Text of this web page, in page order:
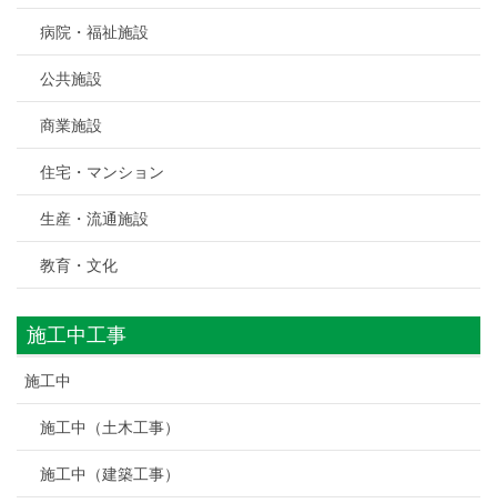
病院・福祉施設
公共施設
商業施設
住宅・マンション
生産・流通施設
教育・文化
施工中工事
施工中
施工中（土木工事）
施工中（建築工事）